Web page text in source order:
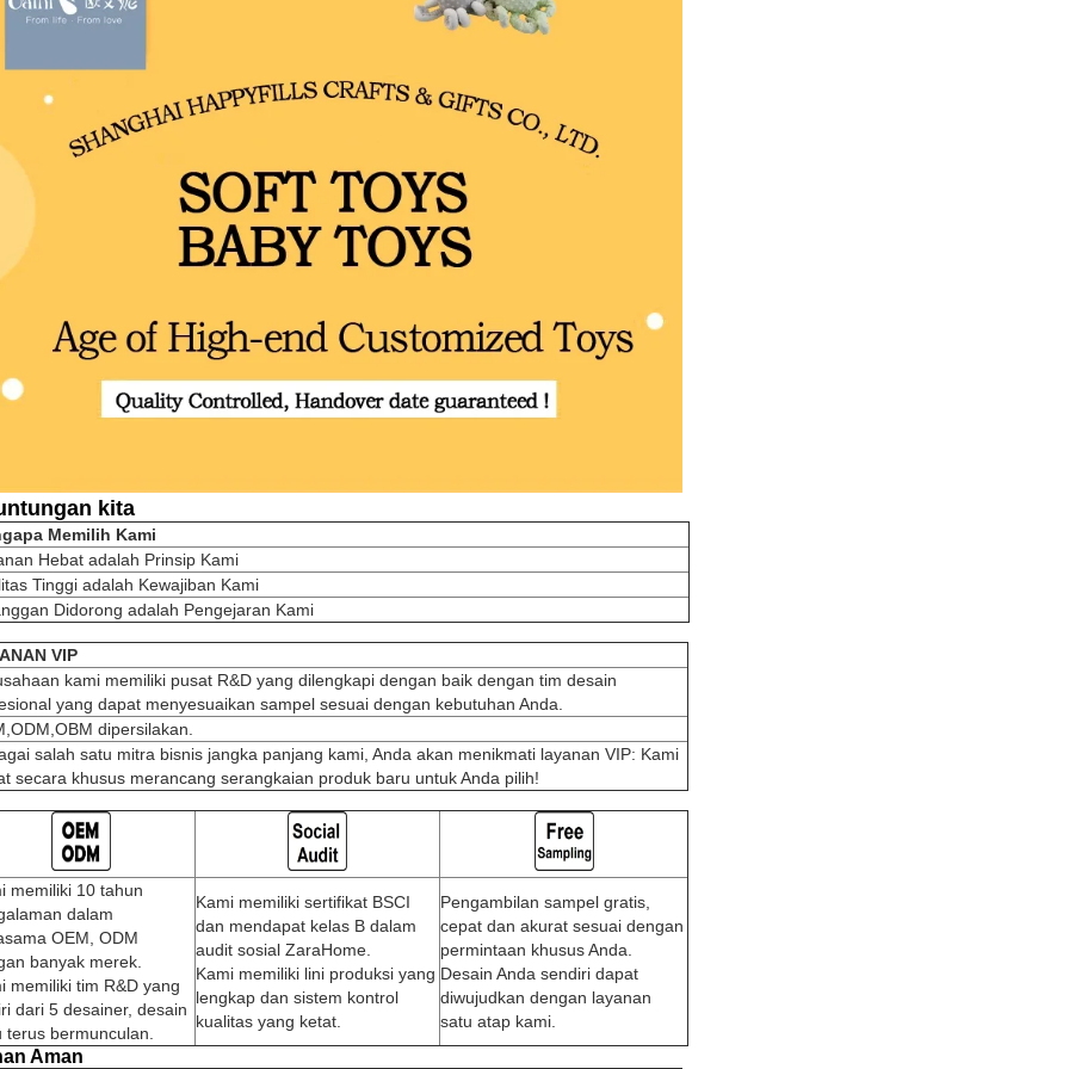
kita
Memilih Kami
Hebat adalah Prinsip Kami
Tinggi adalah Kewajiban Kami
Didorong adalah Pengejaran Kami
VIP
kami memiliki pusat R&D yang dilengkapi dengan baik dengan tim desain
yang dapat menyesuaikan sampel sesuai dengan kebutuhan Anda.
dipersilakan.
salah satu mitra bisnis jangka panjang kami, Anda akan menikmati layanan VIP: Kami
secara khusus merancang serangkaian produk baru untuk Anda pilih!
memiliki 10 tahun
dalam
OEM, ODM
banyak merek.
memiliki tim R&D yang
dari 5 desainer, desain
terus bermunculan.
Kami memiliki sertifikat BSCI
dan mendapat kelas B dalam
audit sosial ZaraHome.
Kami memiliki lini produksi yang
lengkap dan sistem kontrol
kualitas yang ketat.
Pengambilan sampel gratis,
cepat dan akurat sesuai dengan
permintaan khusus Anda.
Desain Anda sendiri dapat
diwujudkan dengan layanan
satu atap kami.
Aman